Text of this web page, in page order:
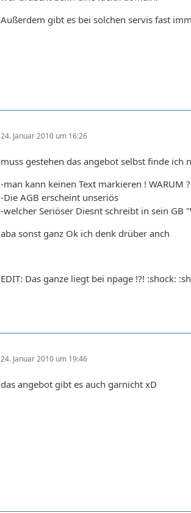
Außerdem gibt es bei solchen servis fast
24. Januar 2010 um 16:26
muss gestehen das angebot selbst finde
-man kann keinen Text markieren ! WARUM
-Die AGB erscheint unseriös
-welcher Seriöser Diesnt schreibt in sein
aba sonst ganz Ok ich denk drüber anch
EDIT: Das ganze liegt bei npage !?! :shock:
24. Januar 2010 um 19:46
das angebot gibt es auch garnicht xD